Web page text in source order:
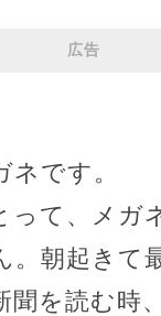
広告
です。
って、メガ
。朝起きて
聞を読む時